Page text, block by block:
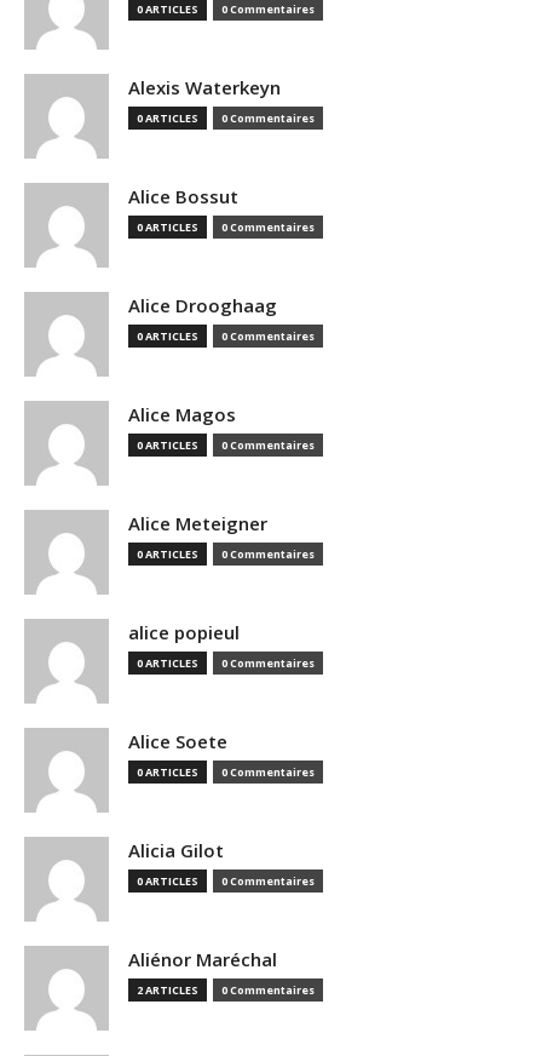
0 ARTICLES 0 Commentaires
Alexis Waterkeyn
0 ARTICLES 0 Commentaires
Alice Bossut
0 ARTICLES 0 Commentaires
Alice Drooghaag
0 ARTICLES 0 Commentaires
Alice Magos
0 ARTICLES 0 Commentaires
Alice Meteigner
0 ARTICLES 0 Commentaires
alice popieul
0 ARTICLES 0 Commentaires
Alice Soete
0 ARTICLES 0 Commentaires
Alicia Gilot
0 ARTICLES 0 Commentaires
Aliénor Maréchal
2 ARTICLES 0 Commentaires